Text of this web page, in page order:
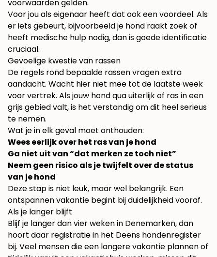
voorwaarden gelden.
Voor jou als eigenaar heeft dat ook een voordeel. Als
er iets gebeurt, bijvoorbeeld je hond raakt zoek of
heeft medische hulp nodig, dan is goede identificatie
cruciaal.
Gevoelige kwestie van rassen
De regels rond bepaalde rassen vragen extra
aandacht. Wacht hier niet mee tot de laatste week
voor vertrek. Als jouw hond qua uiterlijk of ras in een
grijs gebied valt, is het verstandig om dit heel serieus
te nemen.
Wat je in elk geval moet onthouden:
Wees eerlijk over het ras van je hond
Ga niet uit van “dat merken ze toch niet”
Neem geen risico als je twijfelt over de status
van je hond
Deze stap is niet leuk, maar wel belangrijk. Een
ontspannen vakantie begint bij duidelijkheid vooraf.
Als je langer blijft
Blijf je langer dan vier weken in Denemarken, dan
hoort daar registratie in het Deens hondenregister
bij. Veel mensen die een langere vakantie plannen of